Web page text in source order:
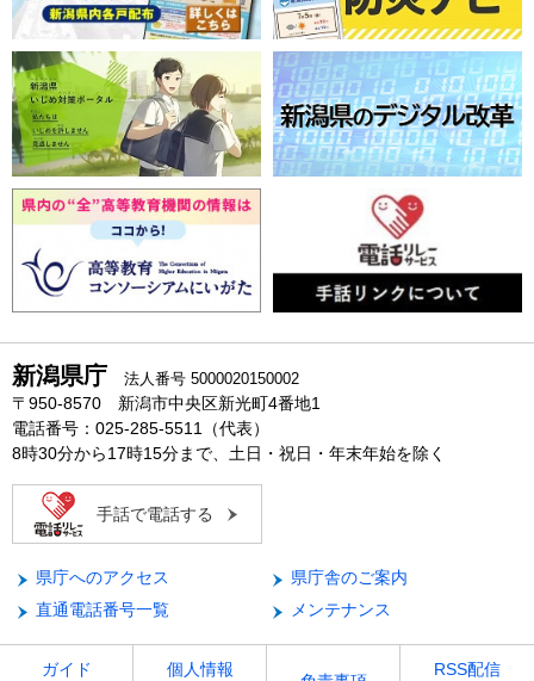
新潟県庁 法人番号 5000020150002
〒950-8570 新潟市中央区新光町4番地1
電話番号：025-285-5511（代表）
8時30分から17時15分まで、土日・祝日・年末年始を除く
手話で電話する
県庁へのアクセス
県庁舎のご案内
直通電話番号一覧
メンテナンス
ガイド 個人情報 RSS配信